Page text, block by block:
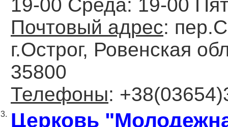
19-00 Среда: 19-00
Почтовый адрес:
г.Острог, Ровенская
35800
Телефоны:
3. Церковь